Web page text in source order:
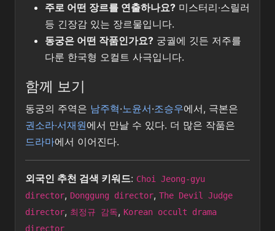
주로 어떤 장르를 연출하나요? 미스터리·스릴러
등 긴장감 있는 장르물입니다.
동궁은 어떤 작품인가요? 궁궐에 깃든 저주를
다룬 한국형 오컬트 사극입니다.
함께 보기
동궁의 주역은 남주혁·노윤서·조승우에서, 극본은
권소라·서재원에서 만날 수 있다. 더 많은 작품은
드라마에서 이어진다.
외국인 추천 검색 키워드: Choi Jeong-gyu
director, Donggung director, The Devil Judge
director, 최정규 감독, Korean occult drama
director